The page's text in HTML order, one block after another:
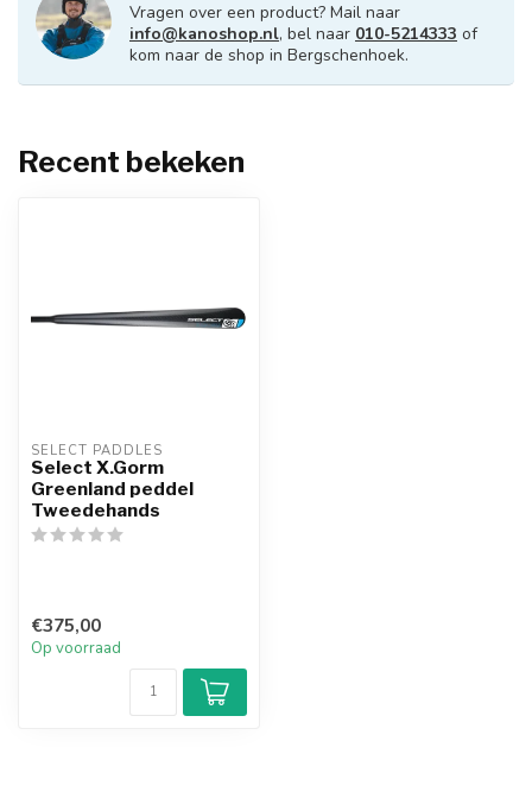
Vragen over een product? Mail naar
info@kanoshop.nl, bel naar 010-5214333 of
kom naar de shop in Bergschenhoek.
Recent bekeken
SELECT PADDLES
Select X.Gorm
Greenland peddel
Tweedehands
€375,00
Op voorraad